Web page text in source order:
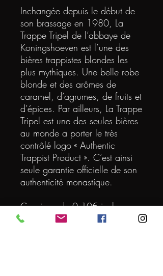
Inchangée depuis le début de
son brassage en 1980, La
Trappe Tripel de l’abbaye de
Koningshoeven est l’une des
bières trappistes blondes les
plus mythiques. Une belle robe
blonde et des arômes de
caramel, d’agrumes, de fruits et
d’épices. Par ailleurs, La Trappe
Tripel est une des seules bières
au monde a porter le très
contrôlé logo « Authentic
Trappist Product ». C’est ainsi
seule garantie officielle de son
authenticité monastique.
Consigne de 0.10€ incluse.